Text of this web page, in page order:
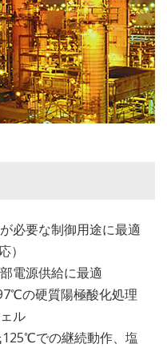
必要な制御用途に最適
）
電源供給に最適
の硬質陽極酸化処理
ル
での継続動作、塩